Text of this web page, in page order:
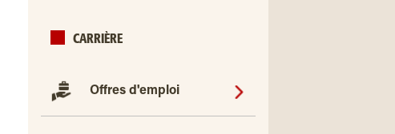
CARRIÈRE
Offres d'emploi